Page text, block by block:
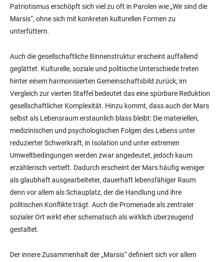
Patriotismus erschöpft sich viel zu oft in Parolen wie „Wir sind die
Marsis“, ohne sich mit konkreten kulturellen Formen zu
unterfüttern.
Auch die gesellschaftliche Binnenstruktur erscheint auffallend
geglättet. Kulturelle, soziale und politische Unterschiede treten
hinter einem harmonisierten Gemeinschaftsbild zurück; im
Vergleich zur vierten Staffel bedeutet das eine spürbare Reduktion
gesellschaftlicher Komplexität. Hinzu kommt, dass auch der Mars
selbst als Lebensraum erstaunlich blass bleibt: Die materiellen,
medizinischen und psychologischen Folgen des Lebens unter
reduzierter Schwerkraft, in Isolation und unter extremen
Umweltbedingungen werden zwar angedeutet, jedoch kaum
erzählerisch vertieft. Dadurch erscheint der Mars häufig weniger
als glaubhaft ausgearbeiteter, dauerhaft lebensfähiger Raum
denn vor allem als Schauplatz, der die Handlung und ihre
politischen Konflikte trägt. Auch die Promenade als zentraler
sozialer Ort wirkt eher schematisch als wirklich überzeugend
gestaltet.
Der innere Zusammenhalt der „Marsis“ definiert sich vor allem